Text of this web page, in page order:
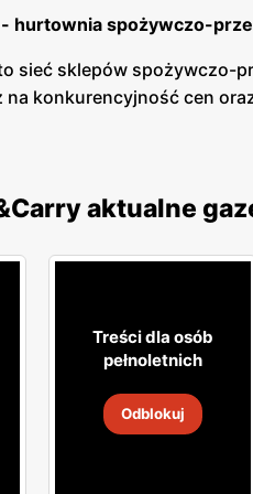
hurtownia spożywczo-
sieć sklepów spożywczo-
na konkurencyjność cen
nie tylko standardową
- promocje
organizuje różne promocje i
dba o swoich klientów,
aktualne
Treści dla osób
pełnoletnich
Odblokuj